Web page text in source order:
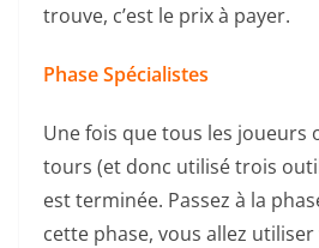
trouve, c’est le prix à payer.
Phase Spécialistes
Une fois que tous les joueurs
tours (et donc utilisé trois
est terminée. Passez à la
cette phase, vous allez